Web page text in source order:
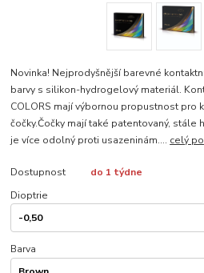
Novinka! Nejprodyšnější barevné
barvy s silikon-hydrogelový materiál.
COLORS mají výbornou propustnost pro
čočky.Čočky mají také patentovaný, stále
je více odolný proti usazeninám.... celý
Dostupnost
do 1 týdne
Dioptrie
Barva